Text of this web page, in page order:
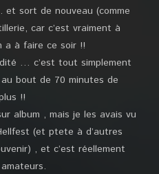
sort de nouveau (comme
car c’est vraiment à
a à faire ce soir !!
… c’est tout simplement
bout de 70 minutes de
!!
album , mais je les avais vu
(et ptete à d’autres
, et c’est réellement